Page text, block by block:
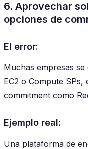
6. Aprovechar
opciones de
El error:
Muchas empresas
EC2 o Compute
commitment como
Ejemplo real:
Una plataforma de